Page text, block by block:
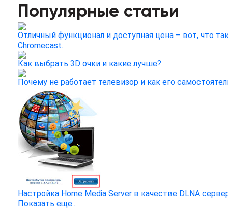
Популярные статьи
Отличный функционал и доступная цена – вот, что
Chromecast.
Как выбрать 3D очки и какие лучше?
Почему не работает телевизор и как его
Настройка Home Media Server в качестве DLNA
Показать еще...